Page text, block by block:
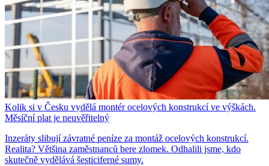
Kolik si v Česku vydělá montér ocelových konstrukcí ve výškách.
Měsíční plat je neuvěřitelný
Inzeráty slibují závratné peníze za montáž ocelových konstrukcí.
Realita? Většina zaměstnanců bere zlomek. Odhalili jsme, kdo
skutečně vydělává šesticiferné sumy.